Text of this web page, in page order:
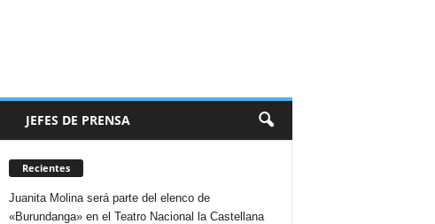
JEFES DE PRENSA
Recientes
Juanita Molina será parte del elenco de
«Burundanga» en el Teatro Nacional la Castellana